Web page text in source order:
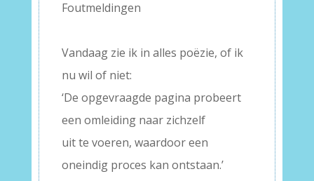
Foutmeldingen
Vandaag zie ik in alles poëzie, of ik
nu wil of niet:
‘De opgevraagde pagina probeert
een omleiding naar zichzelf
uit te voeren, waardoor een
oneindig proces kan ontstaan.’